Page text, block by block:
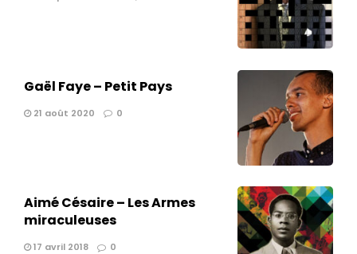
Gaël Faye – Petit Pays
21 août 2020 0
Aimé Césaire – Les Armes
miraculeuses
17 avril 2018 0